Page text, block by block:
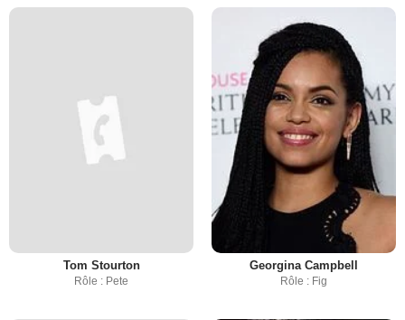
Tom Stourton
Rôle : Pete
Georgina Campbell
Rôle : Fig